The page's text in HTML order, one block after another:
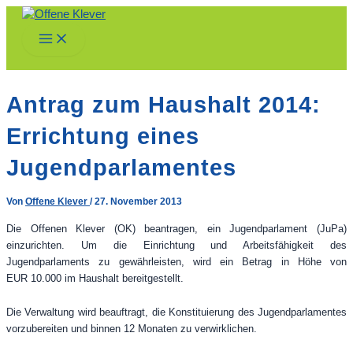
Zum
springen
Main
Menu
Antrag zum Haushalt 2014:
Errichtung eines
Jugendparlamentes
Von Offene Klever /27. November 2013
Die Offenen Klever (OK) beantragen, ein Jugendparlament (JuPa)
einzurichten. Um die Einrichtung und Arbeitsfähigkeit des
Jugendparlaments zu gewährleisten, wird ein Betrag in Höhe von
EUR 10.000 im Haushalt bereitgestellt.
Die Verwaltung wird beauftragt, die Konstituierung des Jugendparlamentes
vorzubereiten und binnen 12 Monaten zu verwirklichen.